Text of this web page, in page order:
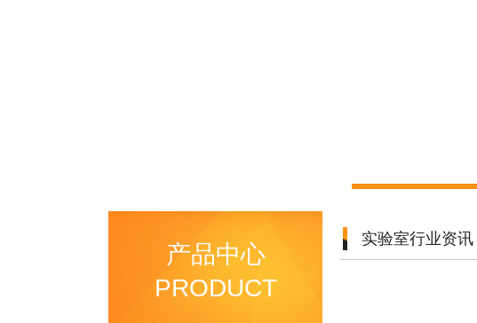
产品中心
PRODUCT
实验室行业资讯